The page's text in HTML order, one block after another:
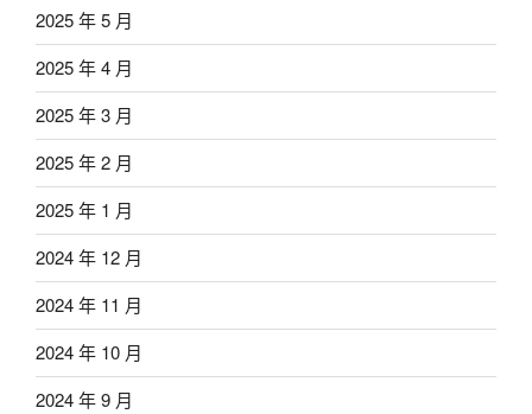
2025 年 5 月
2025 年 4 月
2025 年 3 月
2025 年 2 月
2025 年 1 月
2024 年 12 月
2024 年 11 月
2024 年 10 月
2024 年 9 月